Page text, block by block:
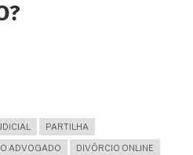
PARTILHA
ADVOGADO
DIVÓRCIO ONLINE